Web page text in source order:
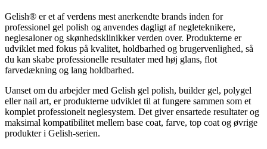
Gelish® er et af verdens mest anerkendte brands inden for
professionel gel polish og anvendes dagligt af negleteknikere,
neglesaloner og skønhedsklinikker verden over. Produkterne er
udviklet med fokus på kvalitet, holdbarhed og brugervenlighed, så
du kan skabe professionelle resultater med høj glans, flot
farvedækning og lang holdbarhed.
Uanset om du arbejder med Gelish gel polish, builder gel, polygel
eller nail art, er produkterne udviklet til at fungere sammen som et
komplet professionelt neglesystem. Det giver ensartede resultater og
maksimal kompatibilitet mellem base coat, farve, top coat og øvrige
produkter i Gelish-serien.